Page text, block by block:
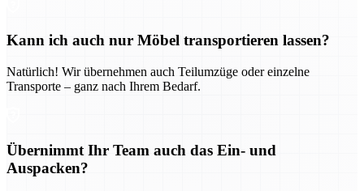
Kann ich auch nur Möbel transportieren lassen?
Natürlich! Wir übernehmen auch Teilumzüge oder einzelne
Transporte – ganz nach Ihrem Bedarf.
Übernimmt Ihr Team auch das Ein- und
Auspacken?